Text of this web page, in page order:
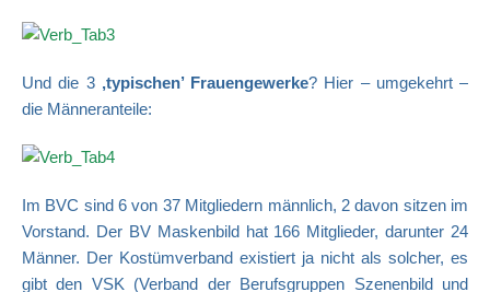
Und die 3 ,typischen’ Frauengewerke? Hier – umgekehrt –
die Männeranteile:
Im BVC sind 6 von 37 Mitgliedern männlich, 2 davon sitzen im
Vorstand. Der BV Maskenbild hat 166 Mitglieder, darunter 24
Männer. Der Kostümverband existiert ja nicht als solcher, es
gibt den VSK (Verband der Berufsgruppen Szenenbild und